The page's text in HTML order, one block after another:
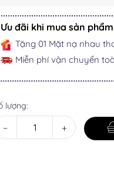
Ưu đãi khi mua sản phẩm
Tặng 01 Mặt nạ nhau
Miễn phí vận chuyển
lượng:
− +